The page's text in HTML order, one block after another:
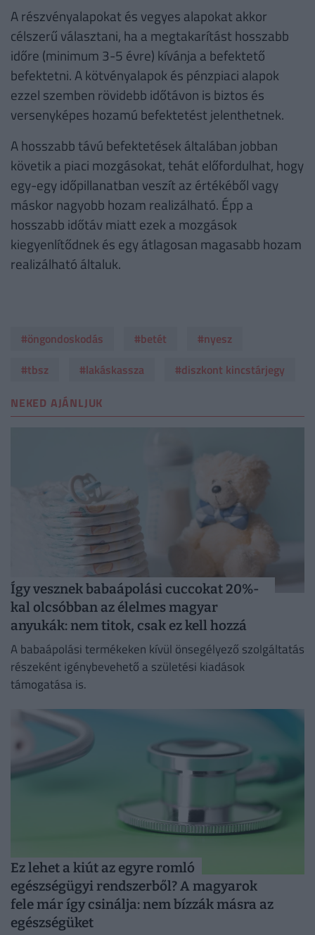
A részvényalapokat és vegyes alapokat akkor
célszerű választani, ha a megtakarítást hosszabb
időre (minimum 3-5 évre) kívánja a befektető
befektetni. A kötvényalapok és pénzpiaci alapok
ezzel szemben rövidebb időtávon is biztos és
versenyképes hozamú befektetést jelenthetnek.
A hosszabb távú befektetések általában jobban
követik a piaci mozgásokat, tehát előfordulhat, hogy
egy-egy időpillanatban veszít az értékéből vagy
máskor nagyobb hozam realizálható. Épp a
hosszabb időtáv miatt ezek a mozgások
kiegyenlítődnek és egy átlagosan magasabb hozam
realizálható általuk.
#öngondoskodás #betét
#nyesz
#tbsz
#lakáskassza
#diszkont kincstárjegy
NEKED AJÁNLJUK
Így vesznek babaápolási cuccokat 20%-
kal olcsóbban az élelmes magyar
anyukák: nem titok, csak ez kell hozzá
A babaápolási termékeken kívül önsegélyező szolgáltatás
részeként igénybevehető a születési kiadások
támogatása is.
Ez lehet a kiút az egyre romló
egészségügyi rendszerből? A magyarok
fele már így csinálja: nem bízzák másra az
egészségüket